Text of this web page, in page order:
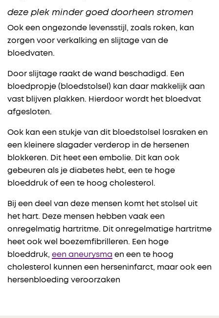
deze plek minder goed doorheen stromen
Ook een ongezonde levensstijl, zoals roken, kan
zorgen voor verkalking en slijtage van de
bloedvaten.
Door slijtage raakt de wand beschadigd. Een
bloedpropje (bloedstolsel) kan daar makkelijk aan
vast blijven plakken. Hierdoor wordt het bloedvat
afgesloten.
Ook kan een stukje van dit bloedstolsel losraken en
een kleinere slagader verderop in de hersenen
blokkeren. Dit heet een embolie. Dit kan ook
gebeuren als je diabetes hebt, een te hoge
bloeddruk of een te hoog cholesterol.
Bij een deel van deze mensen komt het stolsel uit
het hart. Deze mensen hebben vaak een
onregelmatig hartritme. Dit onregelmatige hartritme
heet ook wel boezemfibrilleren. Een hoge
bloeddruk, een aneurysma en een te hoog
cholesterol kunnen een herseninfarct, maar ook een
hersenbloeding veroorzaken